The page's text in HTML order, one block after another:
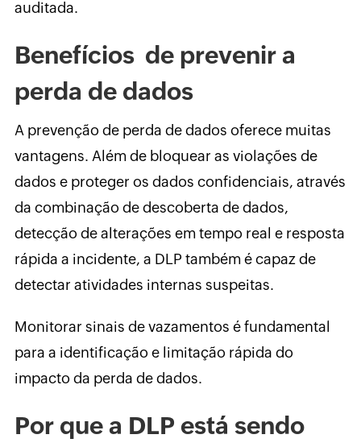
auditada.
Benefícios de prevenir a
perda de dados
A prevenção de perda de dados oferece muitas
vantagens. Além de bloquear as violações de
dados e proteger os dados confidenciais, através
da combinação de descoberta de dados,
detecção de alterações em tempo real e resposta
rápida a incidente, a DLP também é capaz de
detectar atividades internas suspeitas.
Monitorar sinais de vazamentos é fundamental
para a identificação e limitação rápida do
impacto da perda de dados.
Por que a DLP está sendo